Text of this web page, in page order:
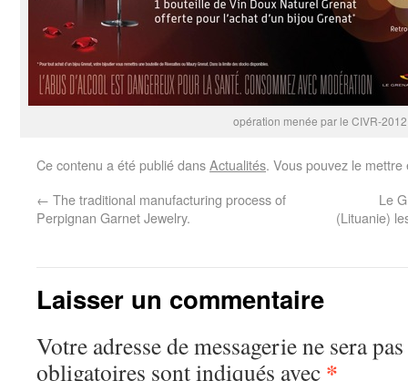
opération menée par le CIVR-2012
Ce contenu a été publié dansActualités. Vous pouvez le
← The traditional manufacturing process of
Perpignan Garnet Jewelry.
Le
(Lituanie)
Laisser un commentaire
Votre adresse de messagerie ne sera
obligatoires sont indiqués avec *